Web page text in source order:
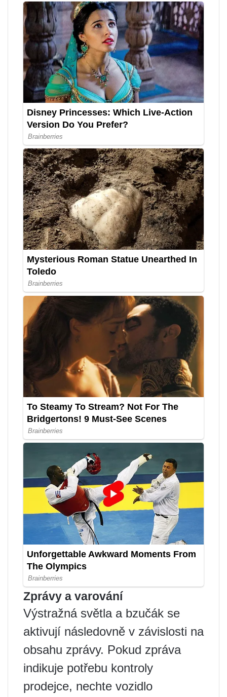
Zprávy a varování
Výstražná světla a bzučák se
aktivují následovně v závislosti na
obsahu zprávy. Pokud zpráva
indikuje potřebu kontroly
prodejce, nechte vozidlo